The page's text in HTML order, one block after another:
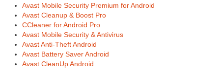
Avast Mobile Security Premium for Android
Avast Cleanup & Boost Pro
CCleaner for Android Pro
Avast Mobile Security & Antivirus
Avast Anti-Theft Android
Avast Battery Saver Android
Avast CleanUp Android